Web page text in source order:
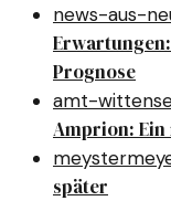
news-aus-
Prognose
amt-
Amprion:
später